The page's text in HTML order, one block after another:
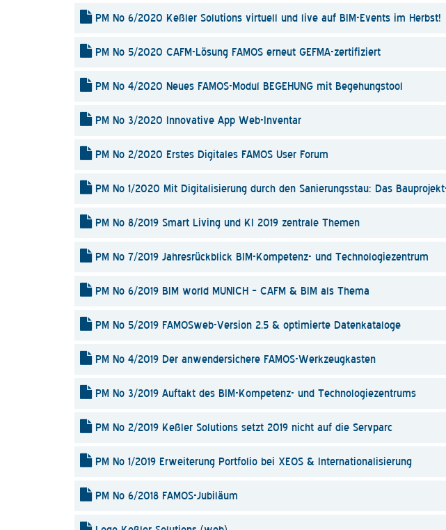
PM No 6/2020 Keßler Solutions virtuell und live auf BIM-Events im Herbst!
PM No 5/2020 CAFM-Lösung FAMOS erneut GEFMA-zertifiziert
PM No 4/2020 Neues FAMOS-Modul BEGEHUNG mit Begehungstool
PM No 3/2020 Innovative App Web-Inventar
PM No 2/2020 Erstes Digitales FAMOS User Forum
PM No 1/2020 Mit Digitalisierung durch den Sanierungsstau: Das
PM No 8/2019 Smart Living und KI 2019 zentrale Themen
PM No 7/2019 Jahresrückblick BIM-Kompetenz- und Technologiezentrum
PM No 6/2019 BIM world MUNICH – CAFM & BIM als Thema
PM No 5/2019 FAMOSweb-Version 2.5 & optimierte Datenkataloge
PM No 4/2019 Der anwendersichere FAMOS-Werkzeugkasten
PM No 3/2019 Auftakt des BIM-Kompetenz- und Technologiezentrums
PM No 2/2019 Keßler Solutions setzt 2019 nicht auf die Servparc
PM No 1/2019 Erweiterung Portfolio bei XEOS & Internationalisierung
PM No 6/2018 FAMOS-Jubiläum